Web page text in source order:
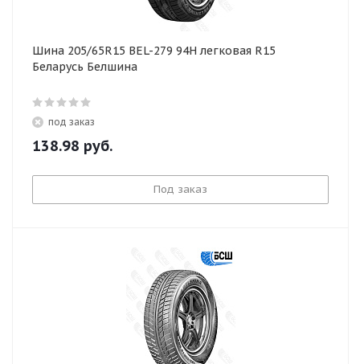
Шина 205/65R15 BEL-279 94H легковая R15
Беларусь Белшина
под заказ
138.98 руб.
Под заказ